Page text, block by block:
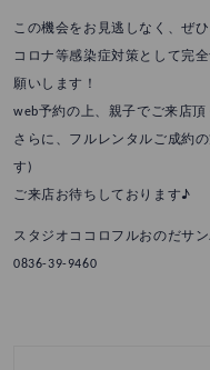
この機会をお見逃しなく、ぜ
コロナ等感染症対策として完
願いします！
web予約の上、親子でご来店
さらに、フルレンタルご成約
す)
ご来店お待ちしております♪
スタジオココロフルおのだサ
0836-39-9460